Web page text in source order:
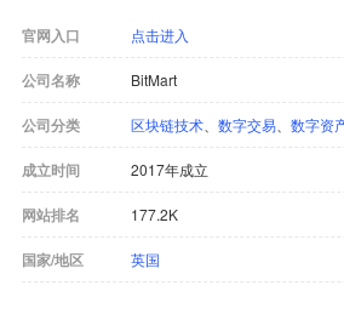
官网入口 点击进入
公司名称 BitMart
公司分类 区块链技术 数字交易 数字资
成立时间 2017年成立
网站排名 177.2K
国家/地区 英国